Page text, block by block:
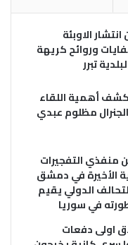
الاوبئة
وروائح كريهة
تبرر
أهمية اللقاء
مظلوم عبدي
التفجيرات
الأخيرة في دمشق
الدولي يقيم
في سوريا
اولى دفعات